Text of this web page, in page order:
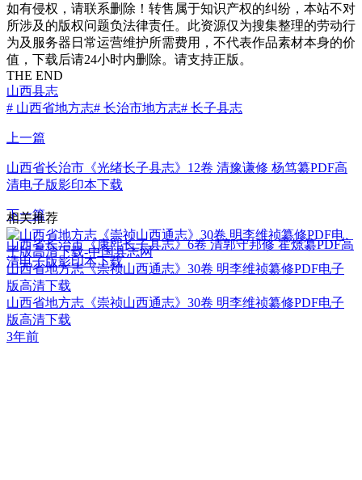
如有侵权，请联系删除！转售属于知识产权的纠纷，本站不对
所涉及的版权问题负法律责任。此资源仅为搜集整理的劳动行
为及服务器日常运营维护所需费用，不代表作品素材本身的价
值，下载后请24小时内删除。请支持正版。
THE END
山西县志
# 山西省地方志# 长治市地方志# 长子县志
上一篇
山西省长治市《光绪长子县志》12卷 清豫谦修 杨笃纂PDF高
清电子版影印本下载
下一篇
山西省长治市《康熙长子县志》6卷 清郭守邦修 霍燝纂PDF高
清电子版影印本下载
相关推荐
山西省地方志《崇祯山西通志》30卷 明李维祯纂修PDF电子
版高清下载
山西省地方志《崇祯山西通志》30卷 明李维祯纂修PDF电子
版高清下载
3年前